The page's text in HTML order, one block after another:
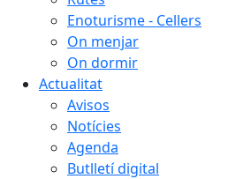
Enoturisme - Cellers
On menjar
On dormir
Actualitat
Avisos
Notícies
Agenda
Butlletí digital